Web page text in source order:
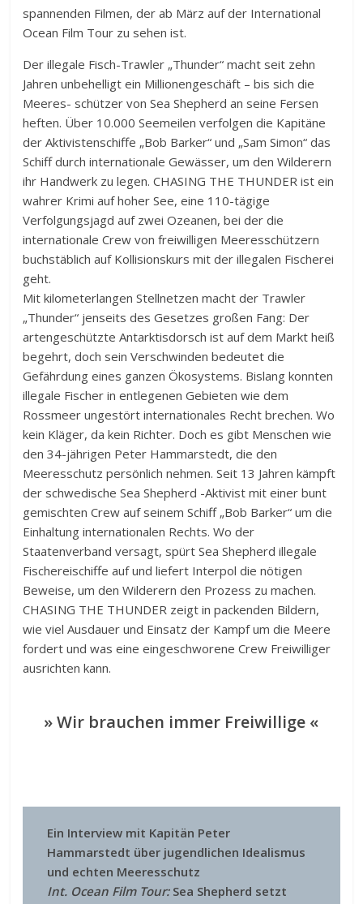
spannenden Filmen, der ab März auf der International
Ocean Film Tour zu sehen ist.
Der illegale Fisch-Trawler „Thunder“ macht seit zehn
Jahren unbehelligt ein Millionengeschäft – bis sich die
Meeres- schützer von Sea Shepherd an seine Fersen
heften. Über 10.000 Seemeilen verfolgen die Kapitäne
der Aktivistenschiffe „Bob Barker“ und „Sam Simon“ das
Schiff durch internationale Gewässer, um den Wilderern
ihr Handwerk zu legen. CHASING THE THUNDER ist ein
wahrer Krimi auf hoher See, eine 110-tägige
Verfolgungsjagd auf zwei Ozeanen, bei der die
internationale Crew von freiwilligen Meeresschützern
buchstäblich auf Kollisionskurs mit der illegalen Fischerei
geht.
Mit kilometerlangen Stellnetzen macht der Trawler
„Thunder“ jenseits des Gesetzes großen Fang: Der
artengeschützte Antarktisdorsch ist auf dem Markt heiß
begehrt, doch sein Verschwinden bedeutet die
Gefährdung eines ganzen Ökosystems. Bislang konnten
illegale Fischer in entlegenen Gebieten wie dem
Rossmeer ungestört internationales Recht brechen. Wo
kein Kläger, da kein Richter. Doch es gibt Menschen wie
den 34-jährigen Peter Hammarstedt, die den
Meeresschutz persönlich nehmen. Seit 13 Jahren kämpft
der schwedische Sea Shepherd -Aktivist mit einer bunt
gemischten Crew auf seinem Schiff „Bob Barker“ um die
Einhaltung internationalen Rechts. Wo der
Staatenverband versagt, spürt Sea Shepherd illegale
Fischereischiffe auf und liefert Interpol die nötigen
Beweise, um den Wilderern den Prozess zu machen.
CHASING THE THUNDER zeigt in packenden Bildern,
wie viel Ausdauer und Einsatz der Kampf um die Meere
fordert und was eine eingeschworene Crew Freiwilliger
ausrichten kann.
» Wir brauchen immer Freiwillige «
Ein Interview mit Kapitän Peter
Hammarstedt über jugendlichen Idealismus
und echten Meeresschutz
Int. Ocean Film Tour: Sea Shepherd setzt